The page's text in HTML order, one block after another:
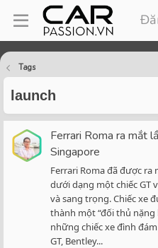
Tags
launch
Ferrari Roma ra mắt
Singapore
Ferrari Roma đã được ra
dưới dạng một chiếc GT
và sang trọng. Chiếc xe
thành một “đối thủ nặng
những chiếc xe đình
GT, Bentley...